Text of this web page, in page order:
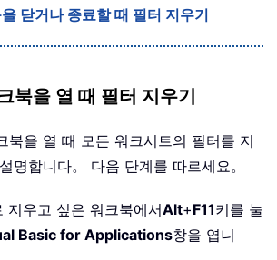
닫거나 종료할 때 필터 지우기
북을 열 때 필터 지우기
북을 열 때 모든 워크시트의 필터를 지
명합니다。 다음 단계를 따르세요。
지우고 싶은 워크북에서Alt+F11키를 눌
Basic for Applications창을 엽니